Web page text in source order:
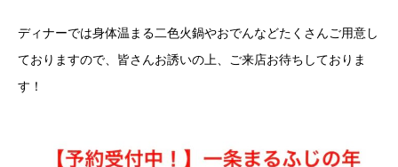
ディナーでは身体温まる二色火鍋やおでんなどたくさんご用意し
ておりますので、皆さんお誘いの上、ご来店お待ちしておりま
す！